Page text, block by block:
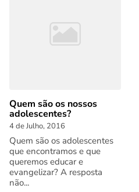
Quem são os nossos
adolescentes?
4 de Julho, 2016
Quem são os adolescentes
que encontramos e que
queremos educar e
evangelizar? A resposta
não...